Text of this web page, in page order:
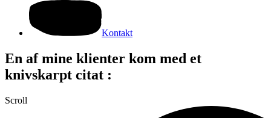
Kontakt
En af mine klienter kom med et
knivskarpt citat :
Scroll